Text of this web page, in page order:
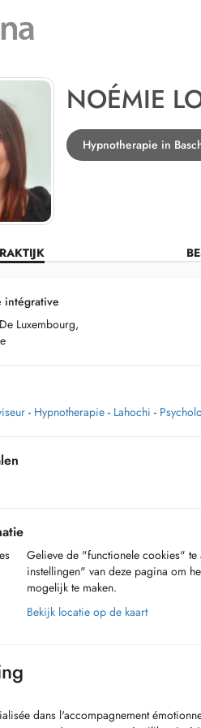
NOÉMIE
Hypnotherapie in
intégrative
Luxembourg,
- Hypnotherapie - Lahochi -
Gelieve de "functionele cookies"
instellingen" van deze pagina om
mogelijk te maken.
Bekijk locatie op de kaart
dans l'accompagnement